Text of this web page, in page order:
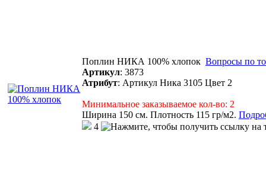
Поплин НИКА 100% хлопок Вопросы по
Артикул: 3873
Атрибут: Артикул Ника 3105 Цвет 2
Минимальное заказываемое кол-во: 2
Ширина 150 см. Плотность 115 гр/м2.
4